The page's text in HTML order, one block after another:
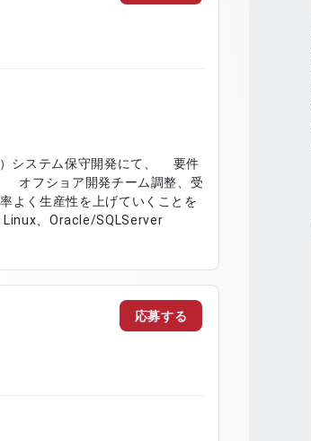
システム保守開発にて、 要件
オフショア開発チーム調整、受
よく生産性を上げていくことを
、Linux、Oracle/SQLServer
応募する